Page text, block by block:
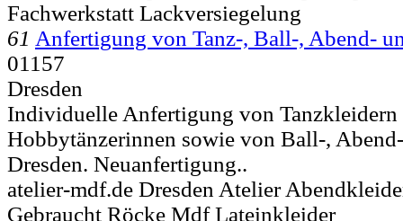
Fachwerkstatt Lackversiegelung
61 Anfertigung von Tanz-, Ball-, Abend-
01157
Dresden
Individuelle Anfertigung von
Hobbytänzerinnen sowie von Ball-,
Dresden. Neuanfertigung..
atelier-mdf.de Dresden Atelier
Gebraucht Röcke Mdf Lateinkleider